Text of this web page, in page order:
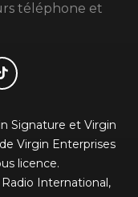
téléphone et
Signature et Virgin
Virgin Enterprises
licence.
International,